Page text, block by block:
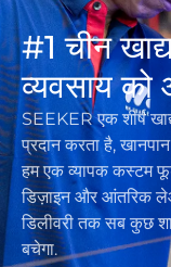
#1 चीन
व्यवसाय को
SEEKER एक शीर्ष
प्रदान करता है,
हम एक व्यापक कस्टम
डिज़ाइन और आंतरिक
डिलीवरी तक सब कुछ
बचेगा.